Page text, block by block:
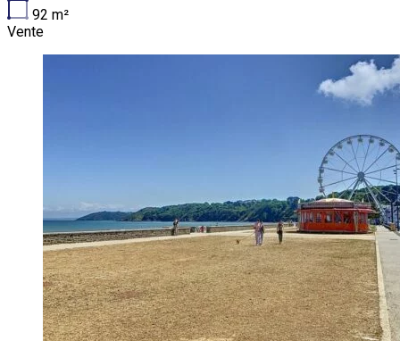
92 m²
Vente